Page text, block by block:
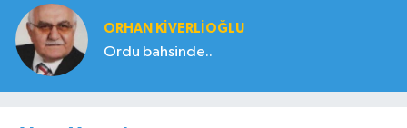
ORHAN KIVERLIOĞLU
Ordu bahsinde..